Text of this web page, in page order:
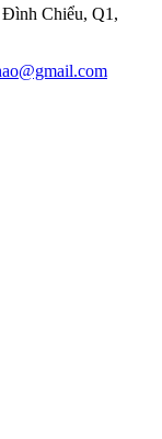
Chiểu, Q1,